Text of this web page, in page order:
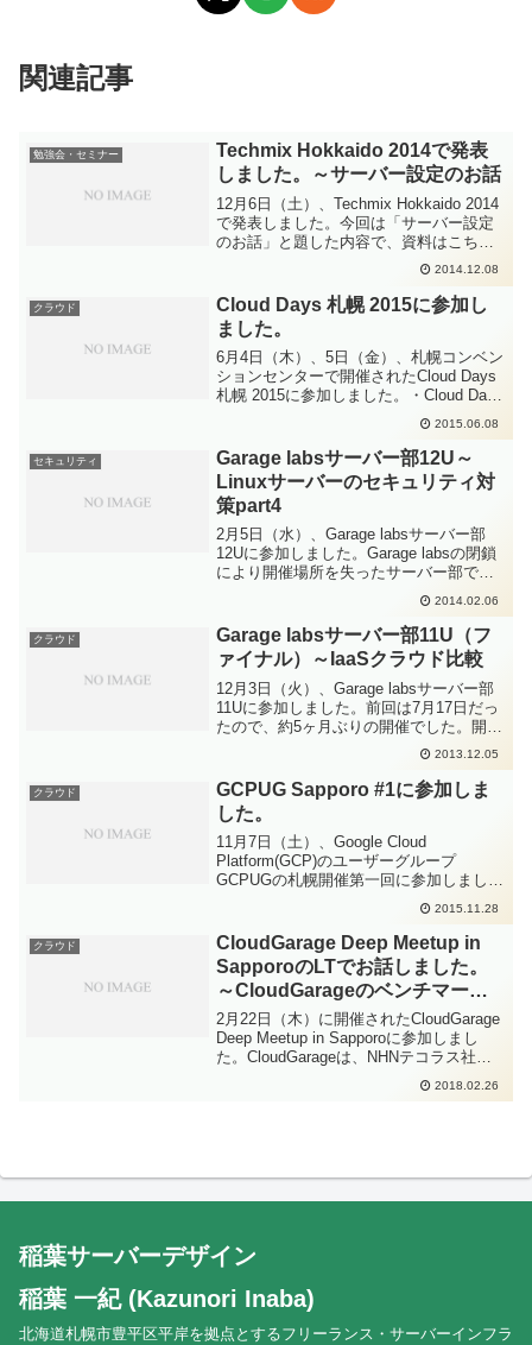
関連記事
勉強会・セミナー
Techmix Hokkaido 2014で発表
しました。～サーバー設定のお話
12月6日（土）、Techmix Hokkaido 2014
で発表しました。今回は「サーバー設定
のお話」と題した内容で、資料はこち
ら。 サーバー設定のお話 from Kazunori
Inaba 発表内容については悩みました
が、さまざまな分...
2014.12.08
クラウド
Cloud Days 札幌 2015に参加し
ました。
6月4日（木）、5日（金）、札幌コンベン
ションセンターで開催されたCloud Days
札幌 2015に参加しました。・Cloud Days
札幌 2015今回はセミナーに参加するほ
か、展示会場の展示スタッフとしても参
加しました。展示スタッ...
2015.06.08
セキュリティ
Garage labsサーバー部12U～
Linuxサーバーのセキュリティ対
策part4
2月5日（水）、Garage labsサーバー部
12Uに参加しました。Garage labsの閉鎖
により開催場所を失ったサーバー部です
が、今回から、インフィニットループさ
んの会議室を無料でお借りして開催する
ことになりました。インフィニットル...
2014.02.06
クラウド
Garage labsサーバー部11U（フ
ァイナル）～IaaSクラウド比較
12月3日（火）、Garage labsサーバー部
11Uに参加しました。前回は7月17日だっ
たので、約5ヶ月ぶりの開催でした。開催
場所を提供してくださっていたコワーキ
ングスペースGarage labsさんが12月13日
をもって終了することに...
2013.12.05
クラウド
GCPUG Sapporo #1に参加しま
した。
11月7日（土）、Google Cloud
Platform(GCP)のユーザーグループ
GCPUGの札幌開催第一回に参加しまし
た。・GCPUG Sapporo #1自分がとくに
気になったポイントをまとめておきま
す。GCPとは？＆GCP入門 ...
2015.11.28
クラウド
CloudGarage Deep Meetup in
SapporoのLTでお話しました。
～CloudGarageのベンチマーク
テスト
2月22日（木）に開催されたCloudGarage
Deep Meetup in Sapporoに参加しまし
た。CloudGarageは、NHNテコラス社が
提供するクラウドサーバーサービス(IaaS)
です。お声がけいただいて、僕もLTでち
2018.02.26
稲葉サーバーデザイン
稲葉 一紀 (Kazunori Inaba)
北海道札幌市豊平区平岸を拠点とするフリーランス・サーバーインフラ